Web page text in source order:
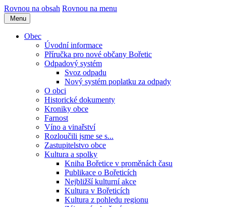
Rovnou na obsah Rovnou na menu
Menu
Obec
Úvodní informace
Příručka pro nové občany Bořetic
Odpadový systém
Svoz odpadu
Nový systém poplatku za odpady
O obci
Historické dokumenty
Kroniky obce
Farnost
Víno a vinařství
Rozloučili jsme se s...
Zastupitelstvo obce
Kultura a spolky
Kniha Bořetice v proměnách času
Publikace o Bořeticích
Nejbližší kulturní akce
Kultura v Bořeticích
Kultura z pohledu regionu